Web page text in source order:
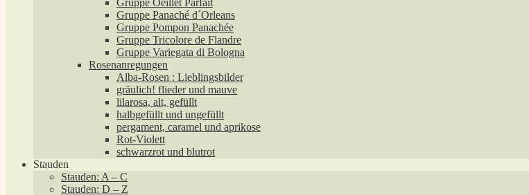
Gruppe Oeillet Parfait
Gruppe Panaché d´Orleans
Gruppe Pompon Panachée
Gruppe Tricolore de Flandre
Gruppe Variegata di Bologna
Rosenanregungen
Alba-Rosen : Lieblingsbilder
gräulich! flieder und mauve
lilarosa, alt, gefüllt
halbgefüllt und ungefüllt
pergament, caramel und aprikose
Rot-Violett
schwarzrot und blutrot
Stauden
Stauden: A – C
Stauden: D – Z